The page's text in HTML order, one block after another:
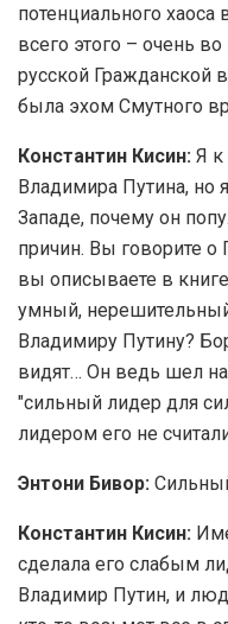
потенциального
всего этого – очень
русской Гражданской
была эхом Смутного
Константин Кисин: Я к
Владимира Путина, но
Западе, почему он
причин. Вы говорите о
вы описываете в
умный,
Владимиру Путину?
видят… Он ведь шел
"сильный лидер для
лидером его не
Энтони Бивор:
Константин Кисин:
сделала его слабым
Владимир Путин, и